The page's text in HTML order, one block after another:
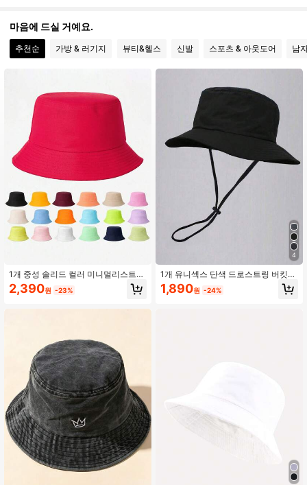
4.83 378 팔로워
4.83 378 팔로워
378 팔로워
4.83 378 팔로워
4.83 378 팔로워
마음에 드실 거예요.
추천순 가방 & 러기지 뷰티&헬스 신발 스포츠 & 아웃도어 남
1개 중성 솔리드 컬러 미니멀리스트
버킷 햇, 자외선 차단 통기성, 새로운
다용도 디자인 야외 캐주얼 자외선 차
2,390원 -23%
4
1개 유니섹스 단색 드로스트링 버킷
햇, 야외 여행 하이킹 캐주얼 경량 패
셔너블 선 햇, 모든 연령대에 적합, 여
1,890원 -24%